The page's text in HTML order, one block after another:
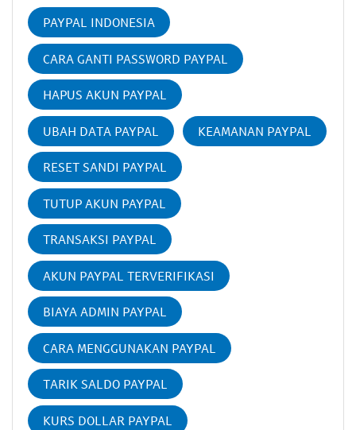
PAYPAL INDONESIA
CARA GANTI PASSWORD PAYPAL
HAPUS AKUN PAYPAL
UBAH DATA PAYPAL KEAMANAN PAYPAL
RESET SANDI PAYPAL
TUTUP AKUN PAYPAL
TRANSAKSI PAYPAL
AKUN PAYPAL TERVERIFIKASI
BIAYA ADMIN PAYPAL
CARA MENGGUNAKAN PAYPAL
TARIK SALDO PAYPAL
KURS DOLLAR PAYPAL